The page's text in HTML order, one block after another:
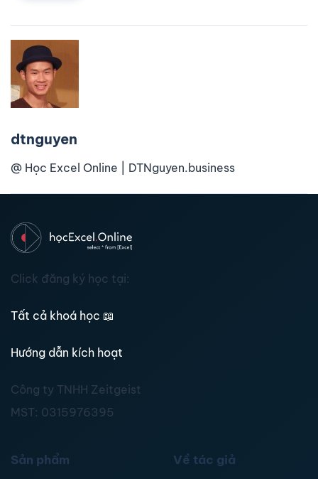
dtnguyen
@ Học Excel Online | DTNguyen.business
Click đăng ký học tại:
Tất cả khoá học 📖
Hướng dẫn kích hoạt
Công ty TNHH Zeitgeist
MST: 0315976395
Sản phẩm Về tác giả